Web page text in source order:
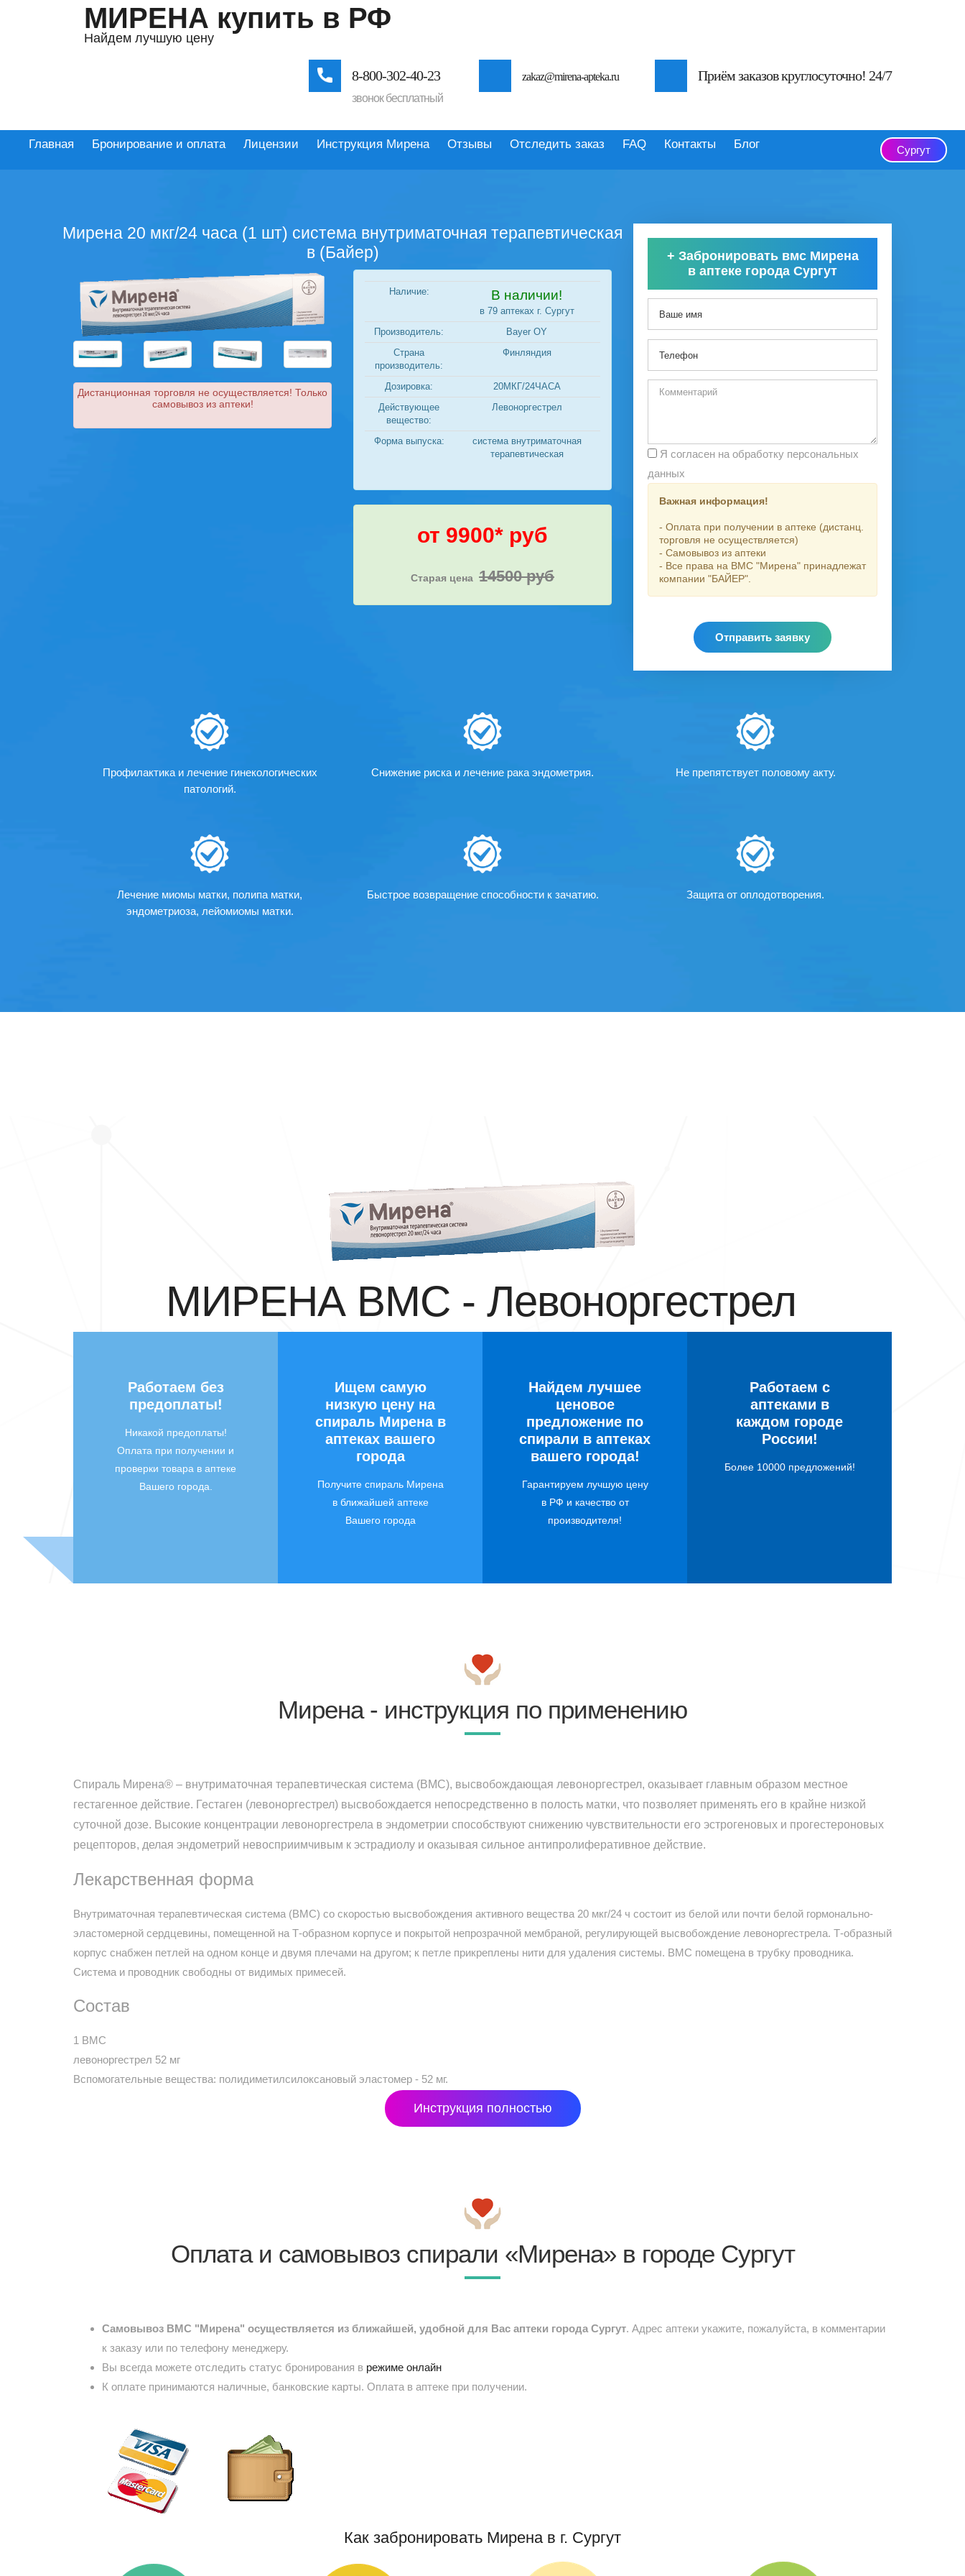
МИРЕНА купить в РФ
Найдем лучшую цену
8-800-302-40-23
звонок бесплатный
zakaz@mirena-apteka.ru Приём заказов круглосуточно! 24/7
Главная Бронирование и оплата Лицензии Инструкция Мирена Отзывы Отследить заказ FAQ Контакты Блог Сургут
Мирена 20 мкг/24 часа (1 шт) система внутриматочная терапевтическая
в (Байер)
Дистанционная торговля не осуществляется! Только
самовывоз из аптеки!
Наличие: В наличии!
в 79 аптеках г. Сургут
Производитель:
Bayer OY
Страна
производитель:
Финляндия
Дозировка:
20МКГ/24ЧАСА
Действующее
вещество:
Левоноргестрел
Форма выпуска:
система внутриматочная
терапевтическая
от 9900* руб
Старая цена 14500 руб
+ Забронировать вмс Мирена
в аптеке города Сургут
данных
Важная информация!
- Оплата при получении в аптеке (дистанц.
торговля не осуществляется)
- Самовывоз из аптеки
- Все права на ВМС "Мирена" принадлежат
компании "БАЙЕР".
Отправить заявку
Профилактика и лечение гинекологических
патологий.
Снижение риска и лечение рака эндометрия. Не препятствует половому акту.
Лечение миомы матки, полипа матки,
эндометриоза, лейомиомы матки.
Быстрое возвращение способности к зачатию. Защита от оплодотворения.
МИРЕНА ВМС - Левоноргестрел
Работаем без
предоплаты!
Никакой предоплаты!
Оплата при получении и
проверки товара в аптеке
Вашего города.
Ищем самую
низкую цену на
спираль Мирена в
аптеках вашего
города
Получите спираль Мирена
в ближайшей аптеке
Вашего города
Найдем лучшее
ценовое
предложение по
спирали в аптеках
вашего города!
Гарантируем лучшую цену
в РФ и качество от
производителя!
Работаем с
аптеками в
каждом городе
России!
Более 10000 предложений!
Мирена - инструкция по применению
Спираль Мирена® – внутриматочная терапевтическая система (ВМС), высвобождающая левоноргестрел, оказывает главным образом местное
гестагенное действие. Гестаген (левоноргестрел) высвобождается непосредственно в полость матки, что позволяет применять его в крайне низкой
суточной дозе. Высокие концентрации левоноргестрела в эндометрии способствуют снижению чувствительности его эстрогеновых и прогестероновых
рецепторов, делая эндометрий невосприимчивым к эстрадиолу и оказывая сильное антипролиферативное действие.
Лекарственная форма
Внутриматочная терапевтическая система (ВМС) со скоростью высвобождения активного вещества 20 мкг/24 ч состоит из белой или почти белой гормонально-
эластомерной сердцевины, помещенной на Т-образном корпусе и покрытой непрозрачной мембраной, регулирующей высвобождение левоноргестрела. Т-образный
корпус снабжен петлей на одном конце и двумя плечами на другом; к петле прикреплены нити для удаления системы. ВМС помещена в трубку проводника.
Система и проводник свободны от видимых примесей.
Состав
1 ВМС
левоноргестрел 52 мг
Вспомогательные вещества: полидиметилсилоксановый эластомер - 52 мг.
Инструкция полностью
Оплата и самовывоз спирали «Мирена» в городе Сургут
Самовывоз ВМС "Мирена" осуществляется из ближайшей, удобной для Вас аптеки города Сургут. Адрес аптеки укажите, пожалуйста, в комментарии
к заказу или по телефону менеджеру.
Вы всегда можете отследить статус бронирования в режиме онлайн
К оплате принимаются наличные, банковские карты. Оплата в аптеке при получении.
Как забронировать Мирена в г. Сургут